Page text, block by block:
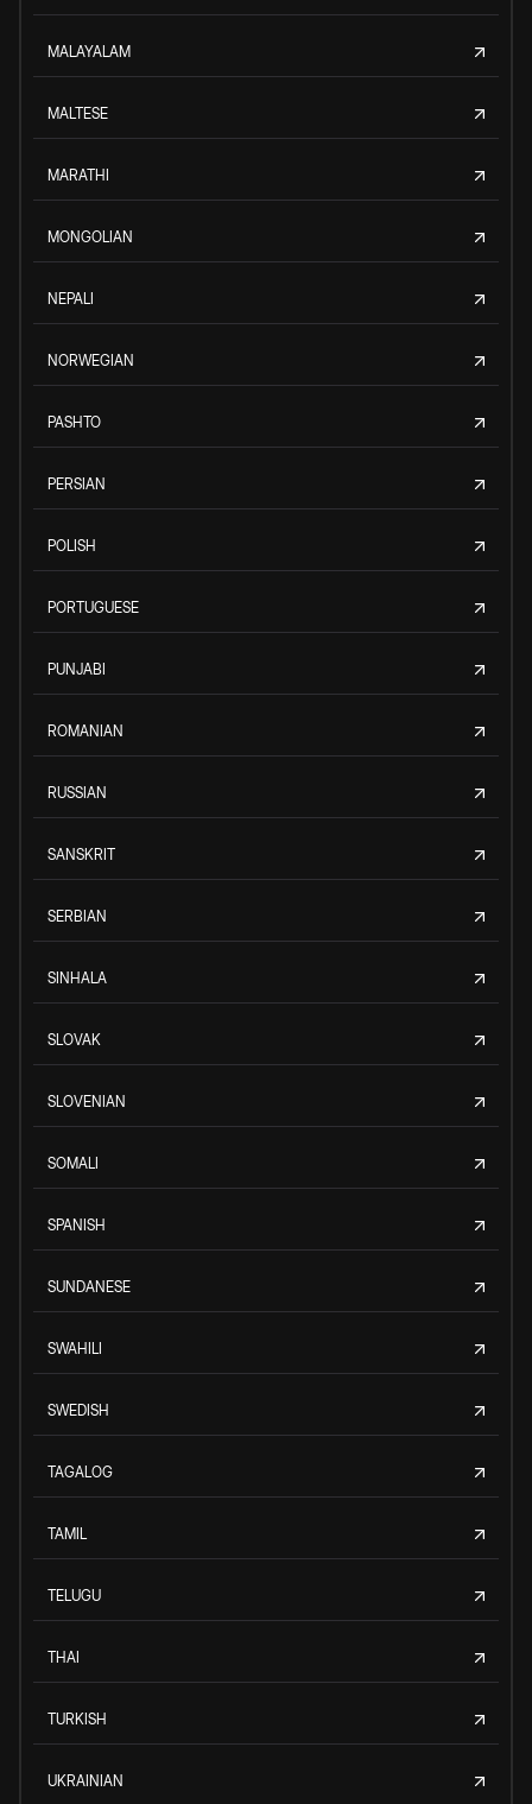
MALAYALAM
MALTESE
MARATHI
MONGOLIAN
NEPALI
NORWEGIAN
PASHTO
PERSIAN
POLISH
PORTUGUESE
PUNJABI
ROMANIAN
RUSSIAN
SANSKRIT
SERBIAN
SINHALA
SLOVAK
SLOVENIAN
SOMALI
SPANISH
SUNDANESE
SWAHILI
SWEDISH
TAGALOG
TAMIL
TELUGU
THAI
TURKISH
UKRAINIAN